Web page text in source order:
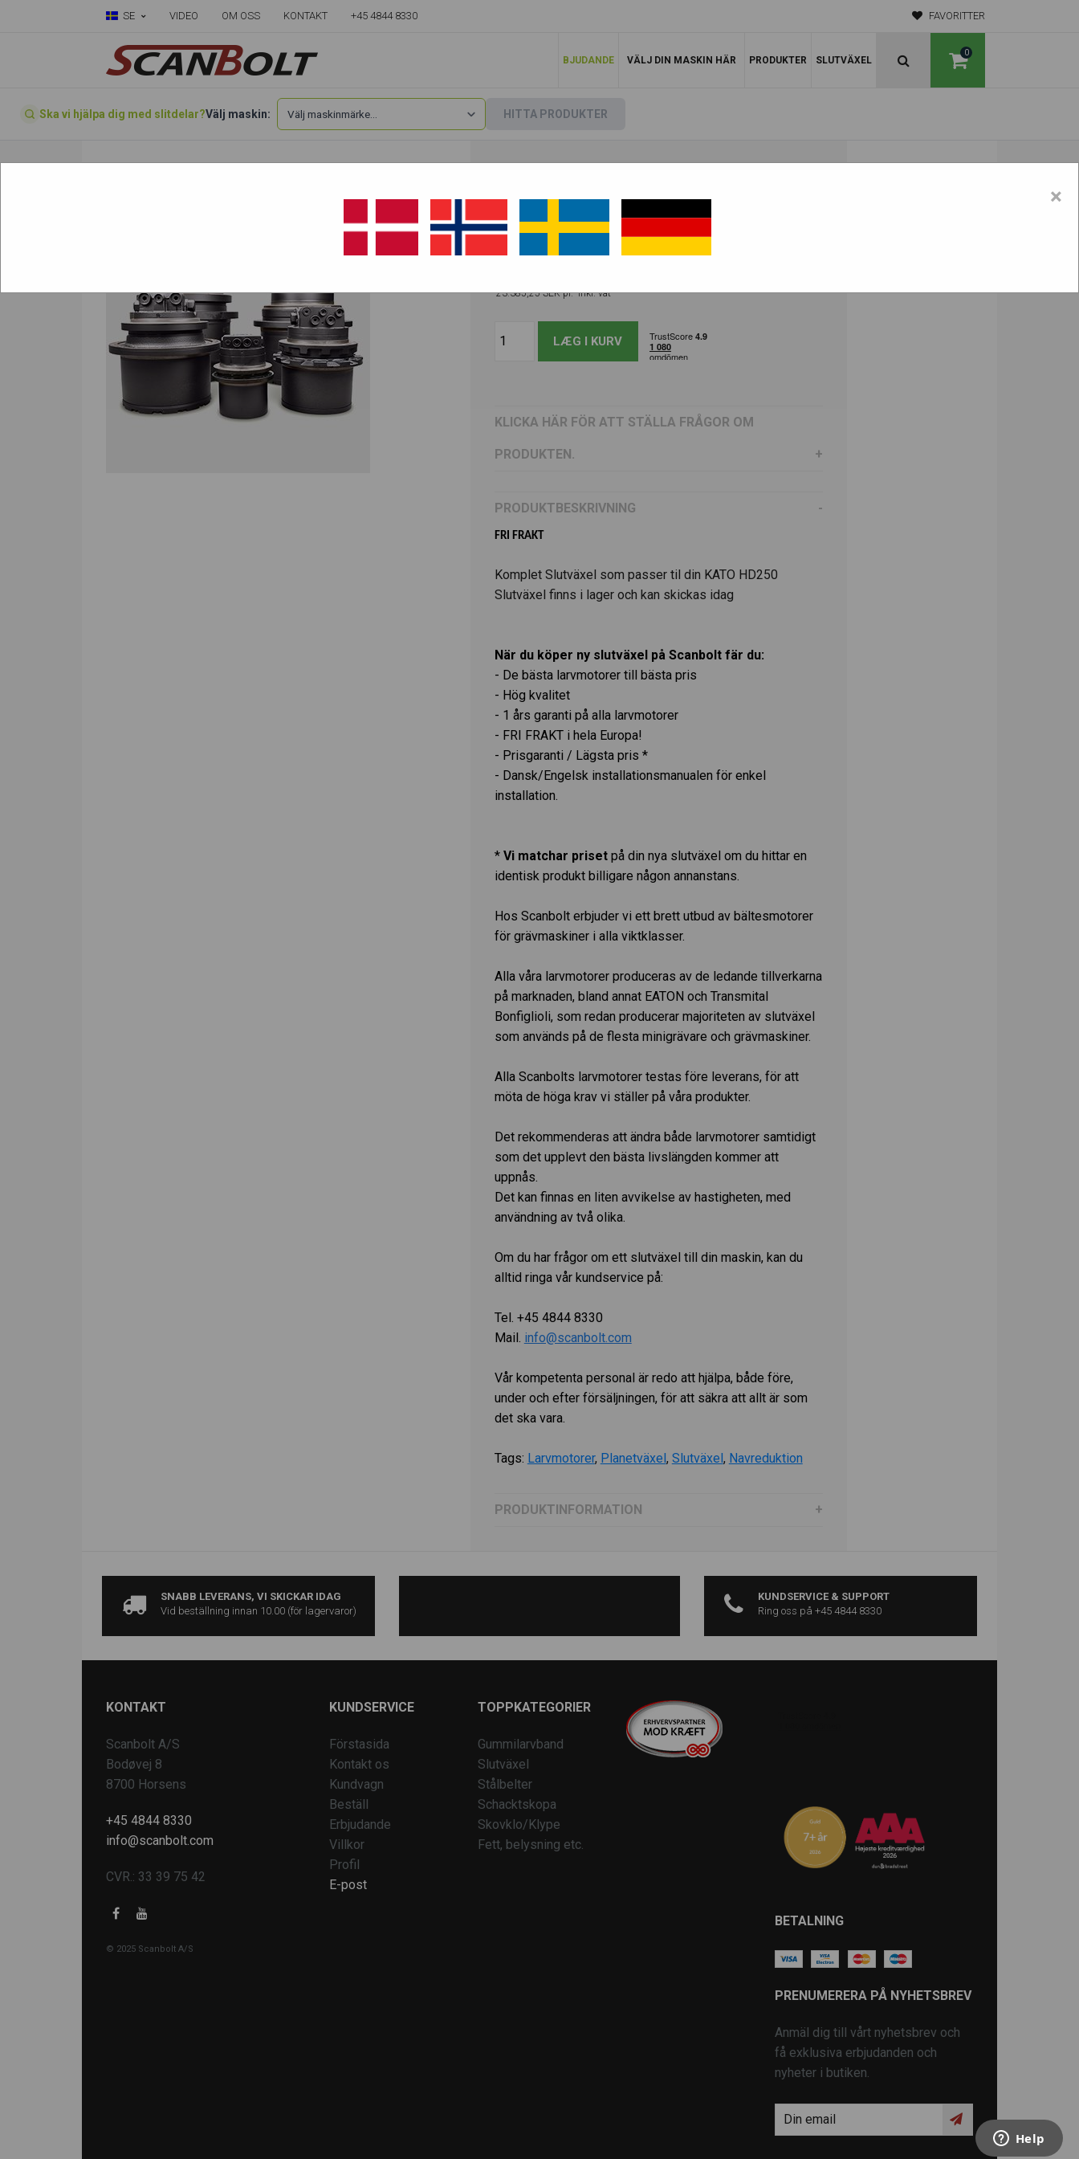
SE VIDEO OM OSS KONTAKT +45 4844 8330 FAVORITTER
0
BJUDANDE VÄLJ DIN MASKIN HÄR PRODUKTER SLUTVÄXEL
Ska vi hjälpa dig med slitdelar?Välj maskin: HITTA PRODUKTER
HD250
23.385,25SEK pr.inkl. vat
KLICKA HÄR FÖR ATT STÄLLA FRÅGOR OM
PRODUKTEN.
PRODUKTBESKRIVNING
FRI FRAKT
Komplet Slutväxel som passer til din KATO HD250
Slutväxel finns i lager och kan skickas idag
När du köper ny slutväxel på Scanbolt fär du:
- De bästa larvmotorer till bästa pris
- Hög kvalitet
- 1 års garanti på alla larvmotorer
- FRI FRAKT i hela Europa!
- Prisgaranti / Lägsta pris *
- Dansk/Engelsk installationsmanualen för enkel
installation.
* Vi matchar prisetpå din nya slutväxel om du hittar en
identisk produkt billigare någon annanstans.
Hos Scanbolt erbjuder vi ett brett utbud av bältesmotorer
för grävmaskiner i alla viktklasser.
Alla våra larvmotorer produceras av de ledande tillverkarna
på marknaden, bland annat EATON och Transmital
Bonfiglioli, som redan producerar majoriteten av slutväxel
som används på de flesta minigrävare och grävmaskiner.
Alla Scanbolts larvmotorer testas före leverans, för att
möta de höga krav vi ställer på våra produkter.
Det rekommenderas att ändra både larvmotorer samtidigt
som det upplevt den bästa livslängden kommer att
uppnås.
Det kan finnas en liten avvikelse av hastigheten, med
användning av två olika.
Om du har frågor om ett slutväxel till din maskin, kan du
alltid ringa vår kundservice på:
Tel. +45 4844 8330
Mail. info@scanbolt.com
Vår kompetenta personal är redo att hjälpa, både före,
under och efter försäljningen, för att säkra att allt är som
det ska vara.
Tags: Larvmotorer, Planetväxel, Slutväxel, Navreduktion
PRODUKTINFORMATION
SNABB LEVERANS, VI SKICKAR IDAG
Vid beställning innan 10.00 (för lagervaror)
KUNDSERVICE & SUPPORT
Ring oss på +45 4844 8330
KONTAKT
Scanbolt A/S
Bodøvej 8
8700 Horsens
+45 4844 8330
info@scanbolt.com
CVR.: 33 39 75 42
© 2025 Scanbolt A/S
KUNDSERVICE
Förstasida
Kontakt os
Kundvagn
Beställ
Erbjudande
Villkor
Profil
E-post
TOPPKATEGORIER
Gummilarvband
Slutväxel
Stålbelter
Schacktskopa
Skovklo/Klype
Fett, belysning etc.
BETALNING
PRENUMERERA PÅ NYHETSBREV
Anmäl dig till vårt nyhetsbrev och
få exklusiva erbjudanden och
nyheter i butiken.
×